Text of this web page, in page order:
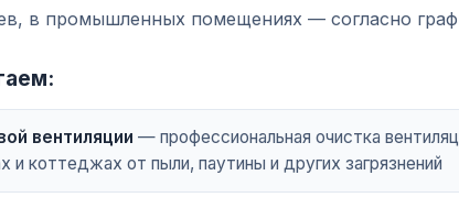
в промышленных помещениях — согласно
вентиляции — профессиональная очистка
и коттеджах от пыли, паутины и других загрязнений